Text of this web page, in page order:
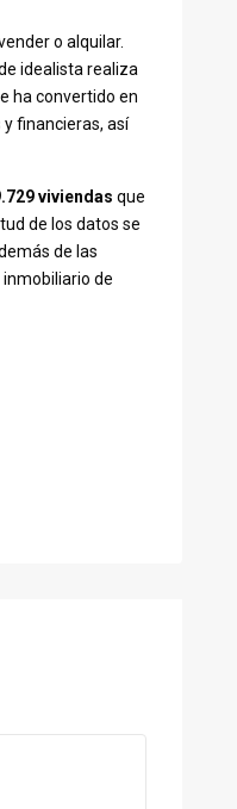
o alquilar.
idealista realiza
ha convertido en
financieras, así
viviendas que
de los datos se
de las
de